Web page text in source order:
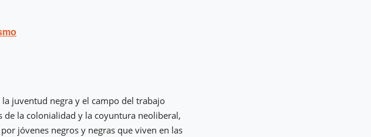
juventud negra y el campo del trabajo
de la colonialidad y la coyuntura neoliberal,
jóvenes negros y negras que viven en las